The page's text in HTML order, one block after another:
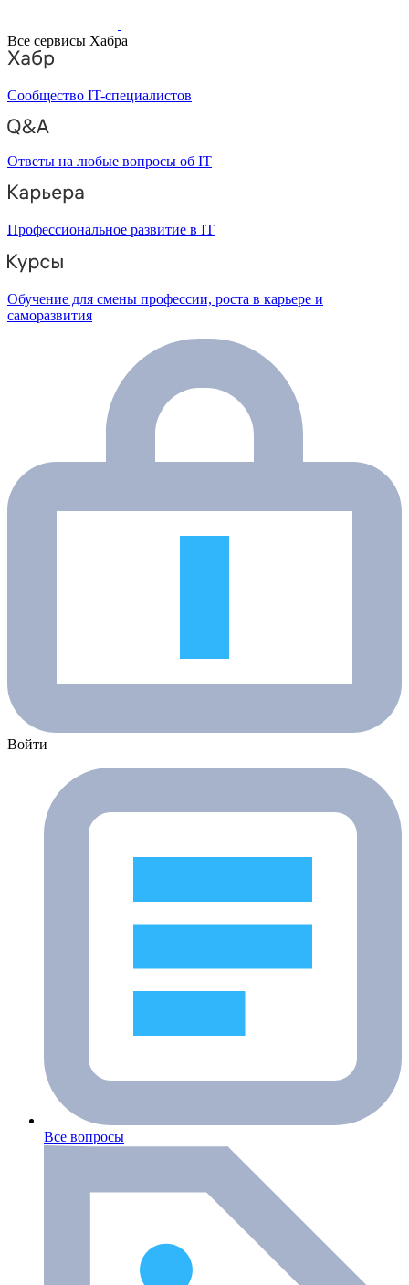
Все сервисы Хабра
Сообщество IT-специалистов
Ответы на любые вопросы об IT
Профессиональное развитие в IT
Обучение для смены профессии, роста в карьере и
саморазвития
Войти
Все вопросы